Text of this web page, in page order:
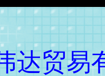
达贸易